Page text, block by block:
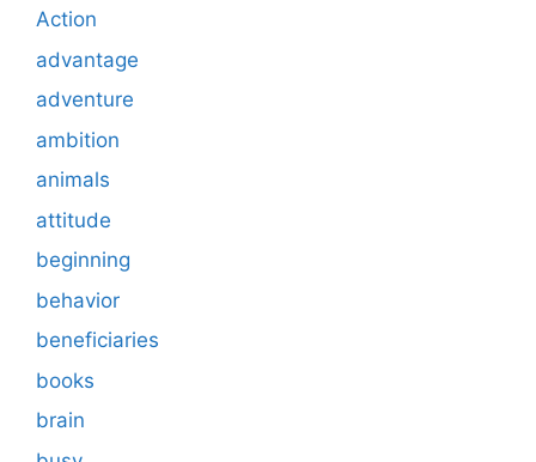
Action
advantage
adventure
ambition
animals
attitude
beginning
behavior
beneficiaries
books
brain